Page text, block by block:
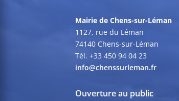
Mairie de Chens-sur-Léman
1127, rue du Léman
74140 Chens-sur-Léman
Tél. +33 450 94 04 23
info@chenssurleman.fr
Ouverture au public